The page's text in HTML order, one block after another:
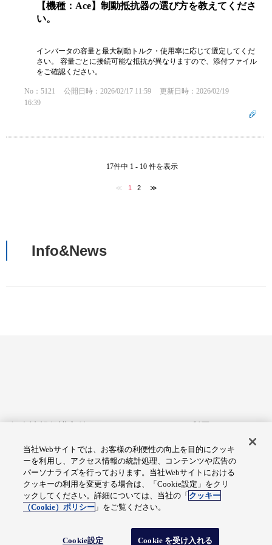
【機種：Ace】制動抵抗器の選び方を教えてくださ
い。
インバータの容量と最大制動トルク・使用率に応じて選定してくだ
さい。 容量ごとに接続可能な抵抗が異なりますので、添付ファイル
をご確認ください。
No：5121 公開日時：2026/02/17 11:59
更新日時：2026/02/19
16:39
17件中 1 - 10 件を表示
≪ 1 2 ≫
Info&News
アクセシビリティへの対応
Cookie設定
総合サイトマップ
© Fuji Electric Co., Ltd.
当社Webサイトでは、お客様の利便性の向上を目的にクッキ
ーを利用し、アクセス情報の統計処理、コンテンツや広告の
パーソナライズを行っております。当社Webサイトにおける
クッキーの利用を変更する場合は、「Cookie設定」をクリ
ックしてください。詳細については、当社の「 クッキー
（Cookie）ポリシー 」をご覧ください。
Cookie設定 Cookie を受け入れる